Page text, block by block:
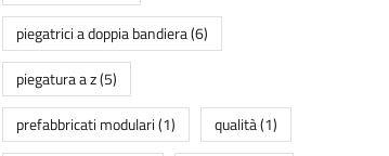
piegatrici a doppia bandiera(6)
piegatura a z(5)
prefabbricati modulari(1) qualità(1)